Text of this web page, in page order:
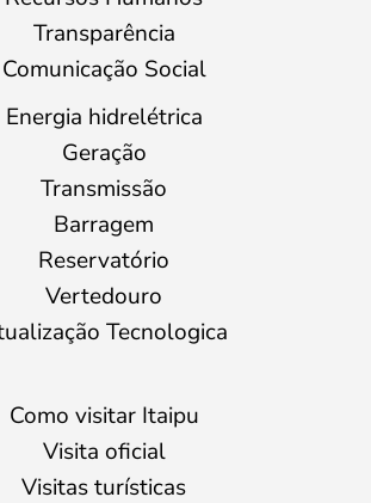
Transparência
Comunicação Social
Energia hidrelétrica
Geração
Transmissão
Barragem
Reservatório
Vertedouro
Tecnologica
Como visitar Itaipu
Visita oficial
Visitas turísticas